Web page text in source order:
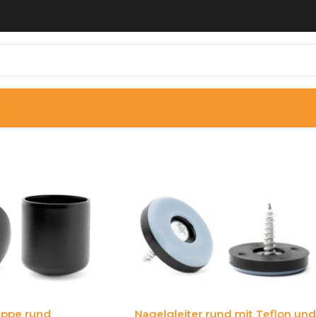
rund
Nagelgleiter rund mit Teflon und